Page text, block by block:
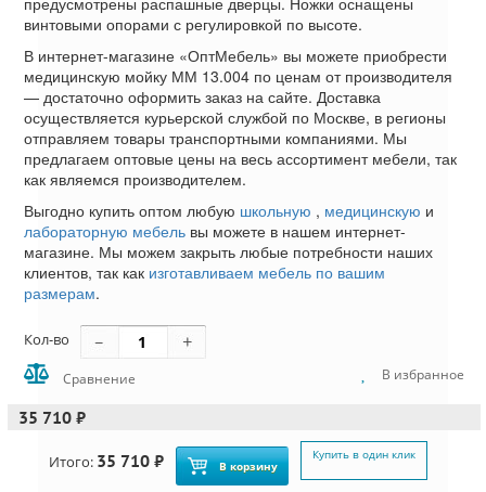
винтовыми опорами с регулировкой по высоте.
В интернет-магазине «ОптМебель» вы можете приобрести
медицинскую мойку ММ 13.004 по ценам от производителя
— достаточно оформить заказ на сайте. Доставка
осуществляется курьерской службой по Москве, в регионы
отправляем товары транспортными компаниями. Мы
предлагаем оптовые цены на весь ассортимент мебели, так
как являемся производителем.
Выгодно купить оптом любую школьную , медицинскую и
лабораторную мебель вы можете в нашем интернет-
магазине. Мы можем закрыть любые потребности наших
клиентов, так как изготавливаем мебель по вашим
размерам.
Кол-во
Сравнение В избранное
35 710 ₽
Итого: 35 710 ₽ В корзину
Купить в один клик